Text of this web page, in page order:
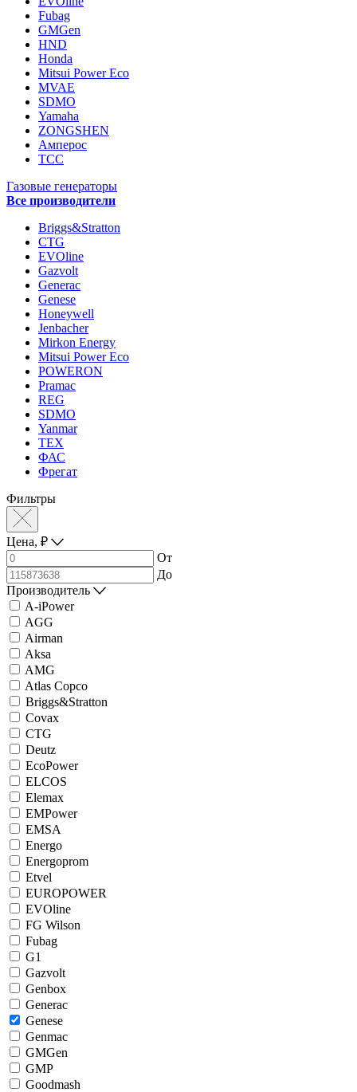
Fubag
GMGen
HND
Honda
Mitsui Power Eco
MVAE
SDMO
Yamaha
ZONGSHEN
Амперос
ТСС
Газовые генераторы
Все производители
Briggs&Stratton
CTG
EVOline
Gazvolt
Generac
Genese
Honeywell
Jenbacher
Mirkon Energy
Mitsui Power Eco
POWERON
Pramac
REG
SDMO
Yanmar
ТЕХ
ФАС
Фрегат
Фильтры
Цена, ₽
От
До
Производитель
A-iPower
AGG
Airman
Aksa
AMG
Atlas Copco
Briggs&Stratton
Covax
CTG
Deutz
EcoPower
ELCOS
Elemax
EMPower
EMSA
Energo
Energoprom
Etvel
EUROPOWER
EVOline
FG Wilson
Fubag
G1
Gazvolt
Genbox
Generac
Genese
Genmac
GMGen
GMP
Goodmash